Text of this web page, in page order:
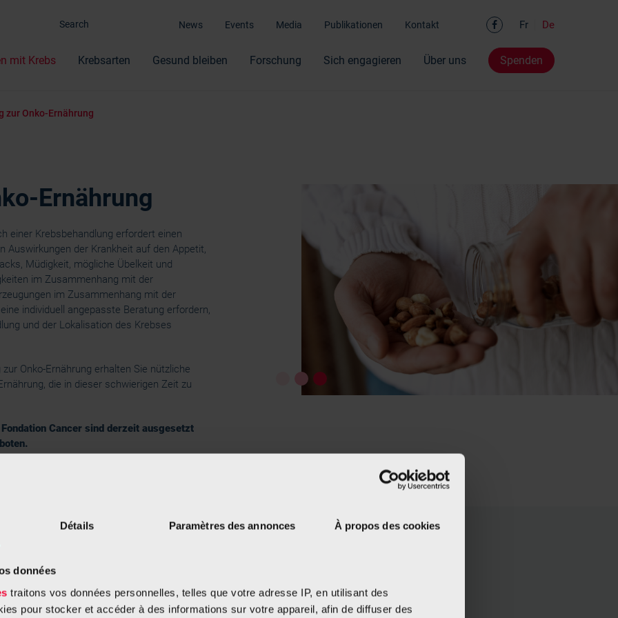
Détails Paramètres des annonces À propos des cookies
données
traitons vos données personnelles, telles que votre adresse IP, en utilisant des
pour stocker et accéder à des informations sur votre appareil, afin de diffuser des
News Events Media Publikationen Kontakt Facebook
Fr De
mit Krebs Krebsarten Gesund bleiben Forschung Sich engagieren Über uns Spenden
zur Onko-Ernährung
Ernährung
einer Krebsbehandlung erfordert einen
Auswirkungen der Krankheit auf den Appetit,
Müdigkeit, mögliche Übelkeit und
im Zusammenhang mit der
im Zusammenhang mit der
individuell angepasste Beratung erfordern,
und der Lokalisation des Krebses
Onko-Ernährung erhalten Sie nützliche
die in dieser schwierigen Zeit zu
Cancer sind derzeit ausgesetzt
könnte